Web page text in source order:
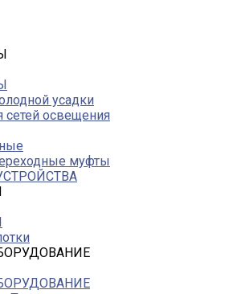
усадки
освещения
муфты